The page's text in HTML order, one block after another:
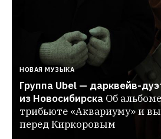
НОВАЯ МУЗЫКА
Группа Ubel — дарквейв-
из Новосибирска Об
трибьюте «Аквариуму» и
перед Киркоровым